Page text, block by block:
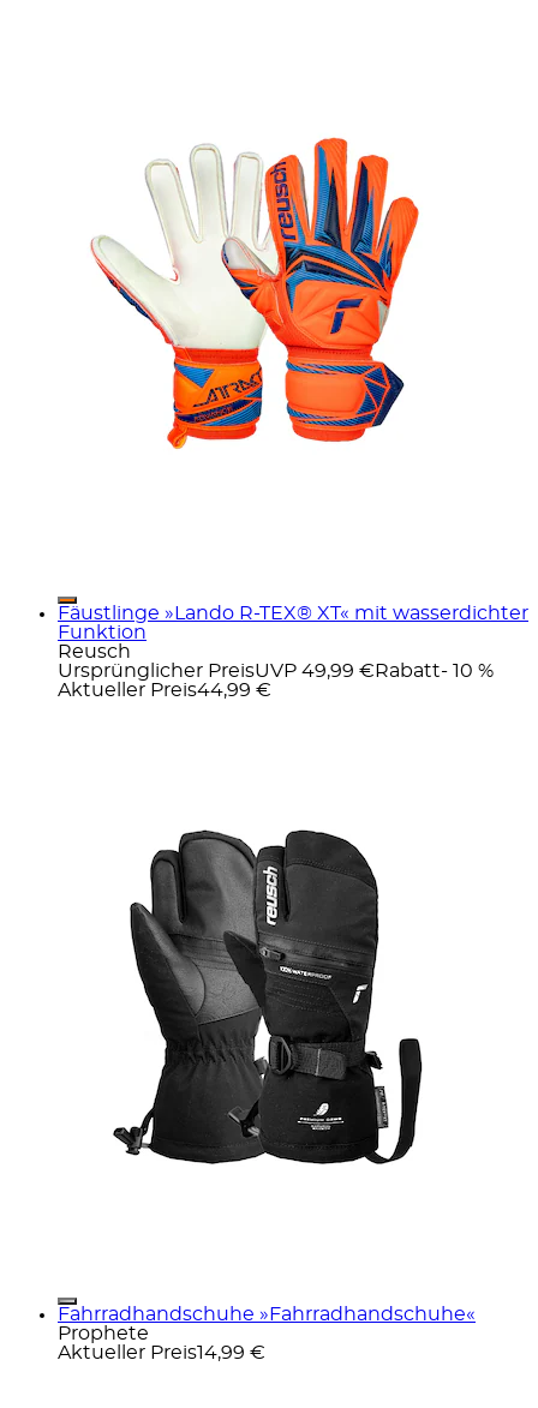
Fäustlinge »Lando R-TEX® XT« mit wasserdichter
Funktion
Reusch
Ursprünglicher PreisUVP 49,99 € Rabatt- 10 %
Aktueller Preis44,99 €
Fahrradhandschuhe »Fahrradhandschuhe«
Prophete
Aktueller Preis14,99 €